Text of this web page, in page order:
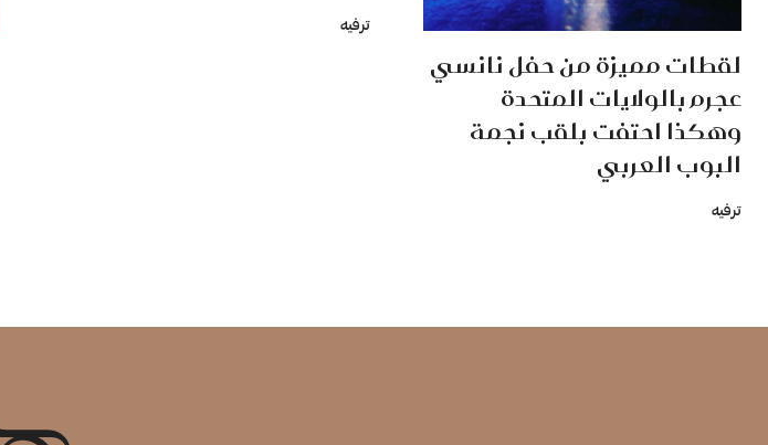
لقطات مميزة من حفل نانسي
عجرم بالولايات المتحدة
وهكذا احتفت بلقب نجمة
البوب العربي
ترفيه
ترفيه